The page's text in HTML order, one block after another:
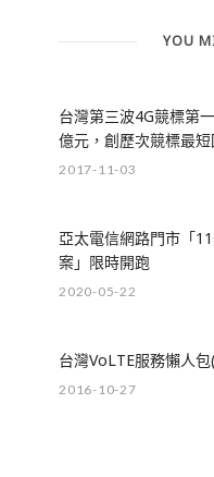
YOU
台灣第三波4G競標第
億元，創歷次競標最短
2017-11-03
亞太電信網路門市「
案」限時開跑
2020-05-22
台灣VoLTE服務懶人
2016-10-27